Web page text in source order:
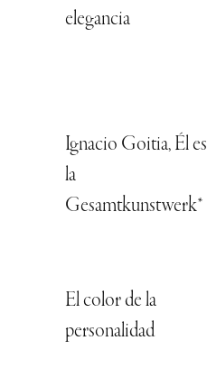
elegancia
Ignacio Goitia, Él es
la
Gesamtkunstwerk*
El color de la
personalidad